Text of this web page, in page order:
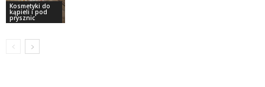
Kosmetyki do
kąpieli i pod
prysznic